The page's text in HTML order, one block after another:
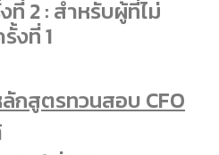
ที่ 2 : สำหรับผู้ที่ไม่
งที่ 1
กสูตรทวนสอบ CFO